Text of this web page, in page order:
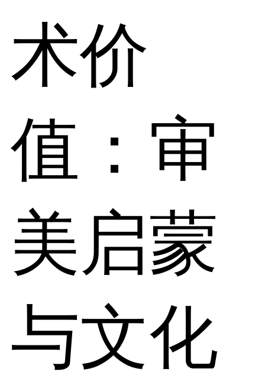
术价
值：审
美启蒙
与文化